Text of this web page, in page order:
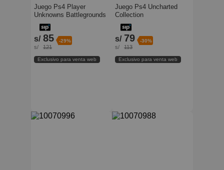
Juego Ps4 Player
Unknowns Battlegrounds
s/ 85 -29%
s/ 121
Exclusivo para venta web
Juego Ps4 Uncharted
Collection
s/ 79 -30%
s/ 113
Exclusivo para venta web